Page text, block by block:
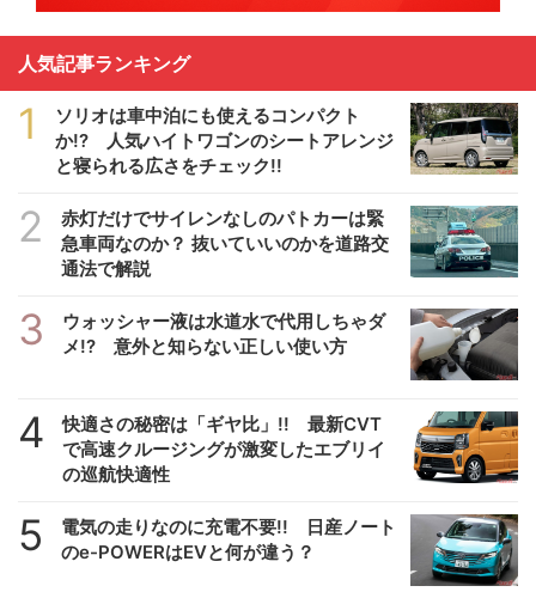
人気記事ランキング
1
ソリオは車中泊にも使えるコンパクト
か!? 人気ハイトワゴンのシートアレンジ
と寝られる広さをチェック!!
2
赤灯だけでサイレンなしのパトカーは緊
急車両なのか？ 抜いていいのかを道路交
通法で解説
3
ウォッシャー液は水道水で代用しちゃダ
メ!? 意外と知らない正しい使い方
4
快適さの秘密は「ギヤ比」!! 最新CVT
で高速クルージングが激変したエブリイ
の巡航快適性
5
電気の走りなのに充電不要!! 日産ノート
のe-POWERはEVと何が違う？